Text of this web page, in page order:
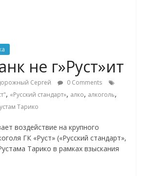
не г»Руст»ит
Сергей
0 Comments
, «Русский стандарт», алко, алкоголь,
Тарико
воздействие на крупного
ГК «Руст» («Русский стандарт»,
Тарико в рамках взыскания